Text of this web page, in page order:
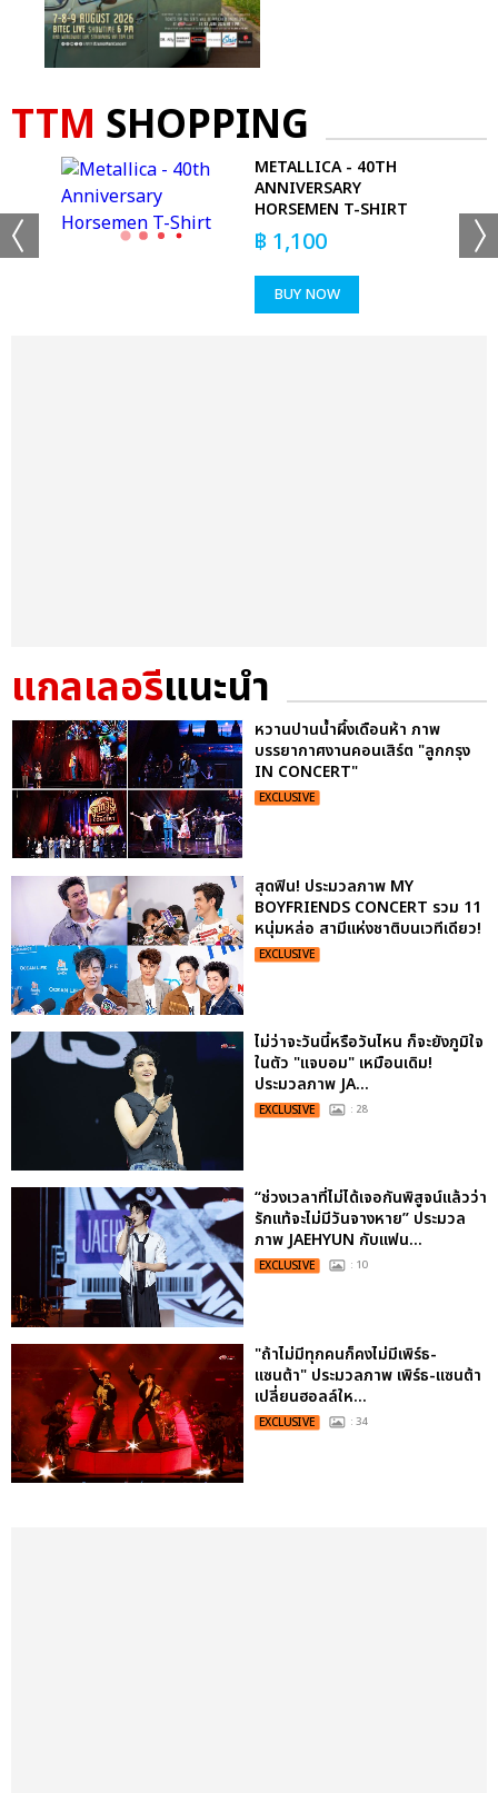
TTM SHOPPING
METALLICA - 40TH
ANNIVERSARY
HORSEMEN T-SHIRT
฿ 1,100
BUY NOW
แกลเลอรีแนะนำ
หวานปานน้ำผึ้งเดือนห้า ภาพ
บรรยากาศงานคอนเสิร์ต "ลูกกรุง
IN CONCERT"
EXCLUSIVE
สุดฟิน! ประมวลภาพ MY
BOYFRIENDS CONCERT รวม 11
หนุ่มหล่อ สามีแห่งชาติบนเวทีเดียว!
EXCLUSIVE
ไม่ว่าจะวันนี้หรือวันไหน ก็จะยังภูมิใจ
ในตัว "แจบอม" เหมือนเดิม!
ประมวลภาพ JA...
EXCLUSIVE : 28
“ช่วงเวลาที่ไม่ได้เจอกันพิสูจน์แล้วว่า
รักแท้จะไม่มีวันจางหาย” ประมวล
ภาพ JAEHYUN กับแฟน...
EXCLUSIVE : 10
"ถ้าไม่มีทุกคนก็คงไม่มีเพิร์ธ-
แซนต้า" ประมวลภาพ เพิร์ธ-แซนต้า
เปลี่ยนฮอลล์ให...
EXCLUSIVE : 34